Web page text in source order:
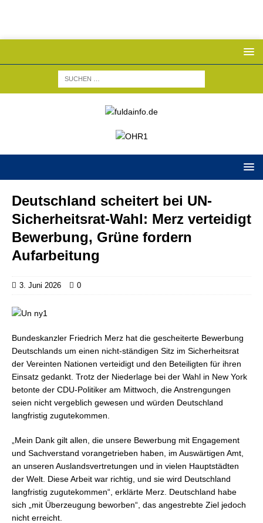
Deutschland scheitert bei UN-
Sicherheitsrat-Wahl: Merz verteidigt
Bewerbung, Grüne fordern
Aufarbeitung
3. Juni 2026 0
Bundeskanzler Friedrich Merz hat die gescheiterte Bewerbung
Deutschlands um einen nicht-ständigen Sitz im Sicherheitsrat
der Vereinten Nationen verteidigt und den Beteiligten für ihren
Einsatz gedankt. Trotz der Niederlage bei der Wahl in New York
betonte der CDU-Politiker am Mittwoch, die Anstrengungen
seien nicht vergeblich gewesen und würden Deutschland
langfristig zugutekommen.
„Mein Dank gilt allen, die unsere Bewerbung mit Engagement
und Sachverstand vorangetrieben haben, im Auswärtigen Amt,
an unseren Auslandsvertretungen und in vielen Hauptstädten
der Welt. Diese Arbeit war richtig, und sie wird Deutschland
langfristig zugutekommen“, erklärte Merz. Deutschland habe
sich „mit Überzeugung beworben“, das angestrebte Ziel jedoch
nicht erreicht.